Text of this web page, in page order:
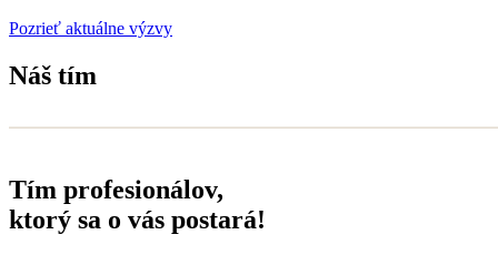
Pozrieť aktuálne výzvy
Náš tím
Tím profesionálov,
ktorý sa o vás postará!